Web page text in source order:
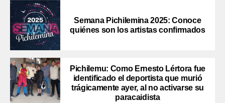
Semana Pichilemina 2025: Conoce
quiénes son los artistas confirmados
Pichilemu: Como Ernesto Lértora fue
identificado el deportista que murió
trágicamente ayer, al no activarse su
paracaidista